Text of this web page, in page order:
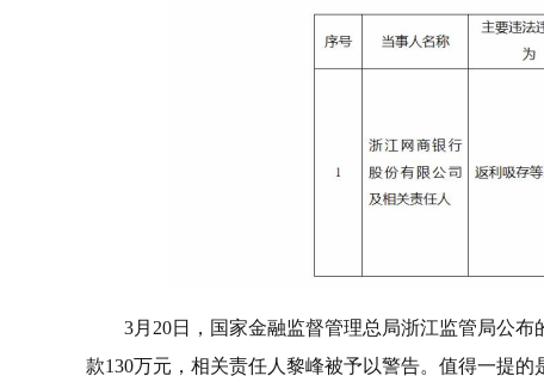
3月20日，国家金融监督管理总局浙江监管局公
款130万元，相关责任人黎峰被予以警告。值得一提